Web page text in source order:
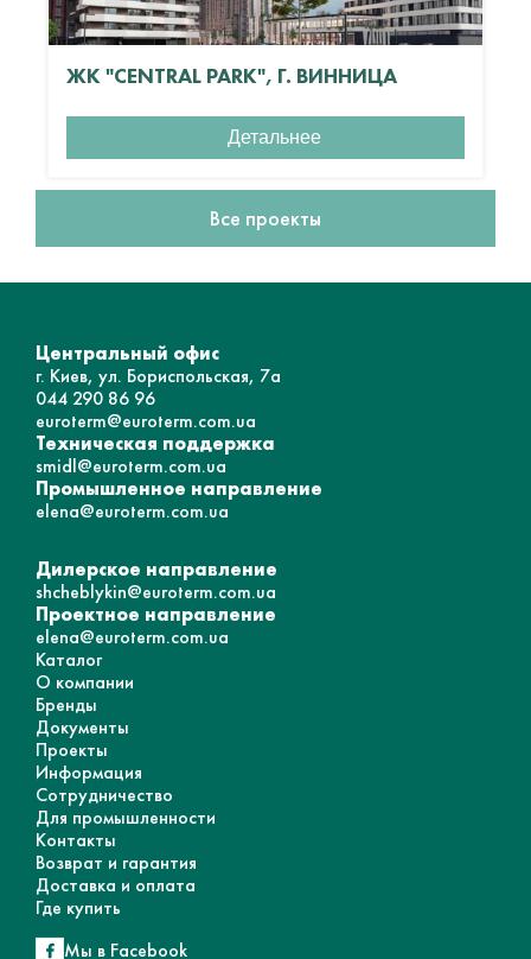
ЖК "CENTRAL PARK", Г. ВИННИЦА
Детальнее
Все проекты
Центральный офис
г. Киев, ул. Бориспольская, 7а
044 290 86 96
euroterm@euroterm.com.ua
Техническая поддержка
smidl@euroterm.com.ua
Промышленное направление
elena@euroterm.com.ua
Дилерское направление
shcheblykin@euroterm.com.ua
Проектное направление
elena@euroterm.com.ua
Каталог
О компании
Бренды
Документы
Проекты
Информация
Сотрудничество
Для промышленности
Контакты
Возврат и гарантия
Доставка и оплата
Где купить
Мы в Facebook